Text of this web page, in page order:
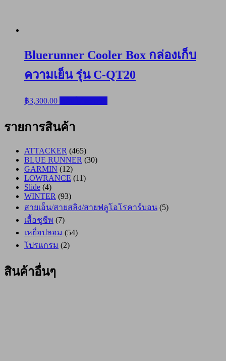
Bluerunner Cooler Box กล่องเก็บ
ความเย็น รุ่น C-QT20
฿3,300.00
รายการสินค้า
ATTACKER (465)
BLUE RUNNER (30)
GARMIN (12)
LOWRANCE (11)
Slide (4)
WINTER (93)
สายเอ็น/สายสลิง/สายฟลูโอโรคาร์บอน (5)
เสื้อชูชีพ (7)
เหยื่อปลอม (54)
โปรแกรม (2)
สินค้าอื่นๆ